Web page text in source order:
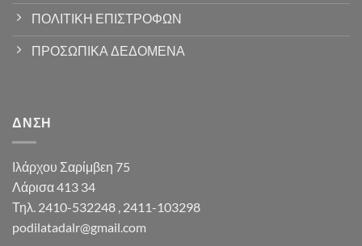
ΠΟΛΙΤΙΚΗ ΕΠΙΣΤΡΟΦΩΝ
ΠΡΟΣΩΠΙΚΑ ΔΕΔΟΜΕΝΑ
ΔΝΣΗ
Ιλάρχου Σαρίμβεη 75
Λάρισα 413 34
Τηλ. 2410-532248 , 2411-103298
podilatadalr@gmail.com